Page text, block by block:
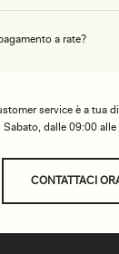
a rate?
service è a tua
Sabato, dalle 09:00 alle
CONTATTACI